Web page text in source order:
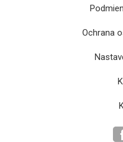
O post starostu
zabojuje aj Bernard
Ochrana